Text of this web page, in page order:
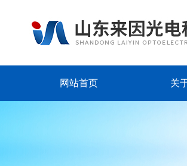
网站首页 关